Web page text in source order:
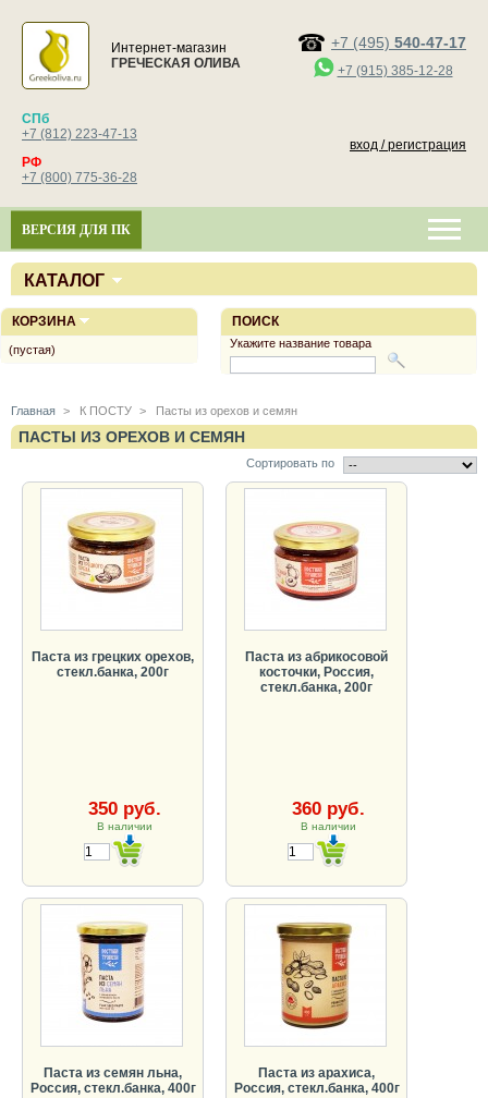
Интернет-магазин
ГРЕЧЕСКАЯ ОЛИВА
+7 (495) 540-47-17
+7 (915) 385-12-28
СПб
+7 (812) 223-47-13
РФ
+7 (800) 775-36-28
вход / регистрация
ВЕРСИЯ ДЛЯ ПК
КАТАЛОГ
Главная > К ПОСТУ > Пасты из орехов и семян
ПАСТЫ ИЗ ОРЕХОВ И СЕМЯН
Сортировать по
Паста из грецких орехов,
стекл.банка, 200г
350 руб.
В наличии
Паста из абрикосовой
косточки, Россия,
стекл.банка, 200г
360 руб.
В наличии
Паста из семян льна,
Россия, стекл.банка, 400г
Паста из арахиса,
Россия, стекл.банка, 400г
ПОИСК
Укажите название товара
КОРЗИНА
(пустая)